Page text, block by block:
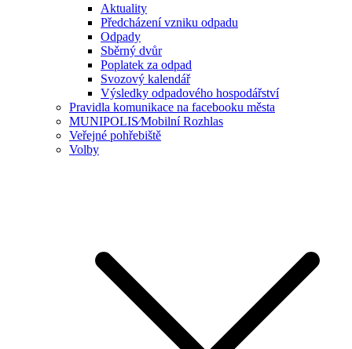
Aktuality
Předcházení vzniku odpadu
Odpady
Sběrný dvůr
Poplatek za odpad
Svozový kalendář
Výsledky odpadového hospodářství
Pravidla komunikace na facebooku města
MUNIPOLIS⁄Mobilní Rozhlas
Veřejné pohřebiště
Volby